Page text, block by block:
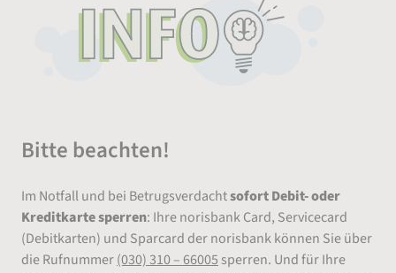
Bitte beachten!
Im Notfall und bei Betrugsverdachtsofort Debit- oder
Kreditkarte sperren: Ihre norisbank Card, Servicecard
(Debitkarten) und Sparcard der norisbank können Sie über
die Rufnummer(030) 310 – 66005 sperren. Und für Ihre